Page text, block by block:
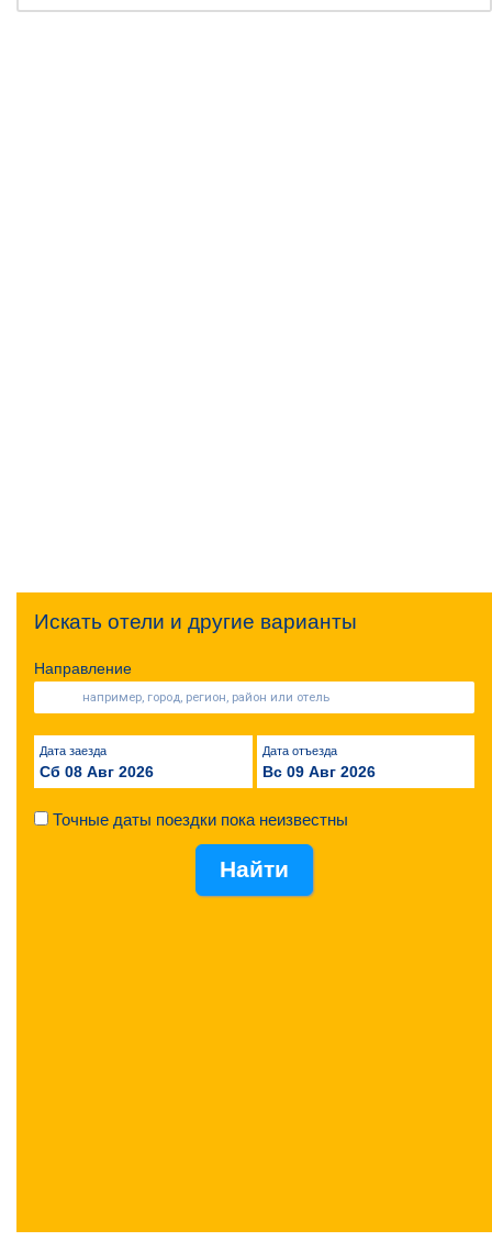
Искать отели и другие варианты
Направление
Дата заезда
Сб 08 Авг 2026
Дата отъезда
Вс 09 Авг 2026
Точные даты поездки пока неизвестны